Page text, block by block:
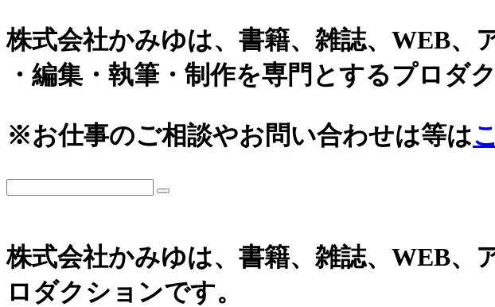
株式会社かみゆは、書籍、雑誌、WEB、
・編集・執筆・制作を専門とするプロダ
※お仕事のご相談やお問い合わせは等は
株式会社かみゆは、書籍、雑誌、WEB、
ロダクションです。